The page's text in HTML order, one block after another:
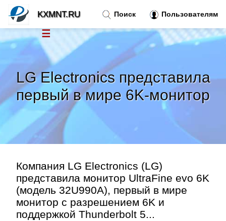
LG Electronics представила
первый в мире 6K-монитор
Компания LG Electronics (LG)
представила монитор UltraFine evo 6K
(модель 32U990A), первый в мире
монитор с разрешением 6K и
поддержкой Thunderbolt 5...
Поиск Пользователям
KXMNT.RU
☰
Новости
Тренды новостей»
Рубрики»
Правила»
Контакт»